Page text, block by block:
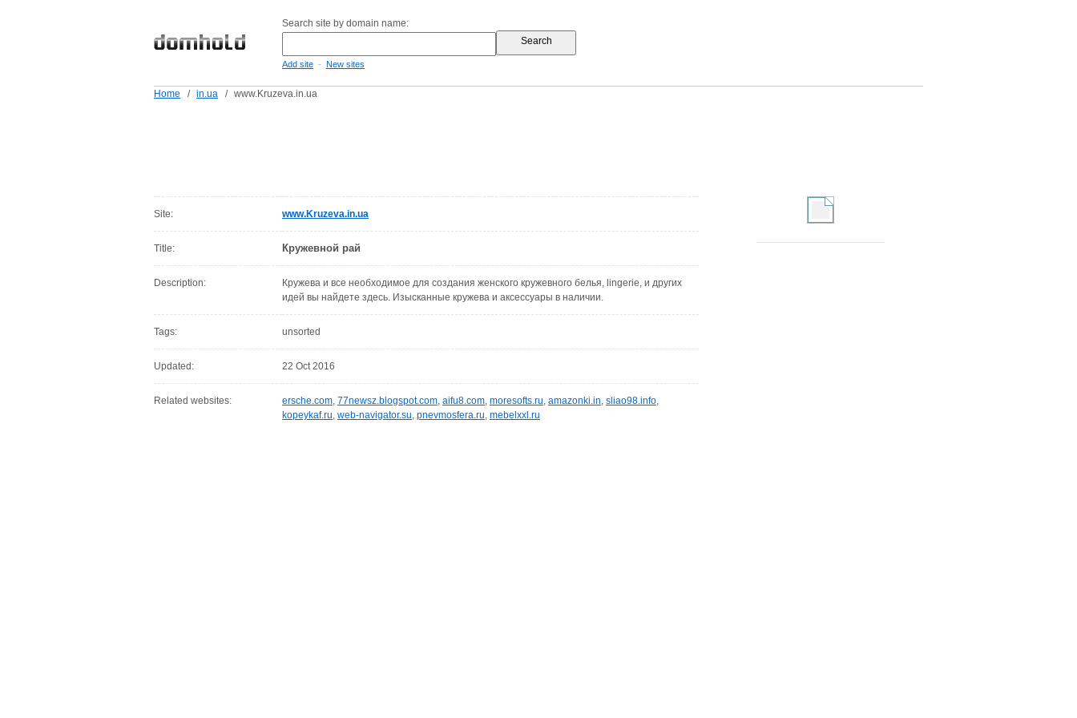
Search site by domain name:
Add site - New sites
Home / in.ua / www.Kruzeva.in.ua
Site: www.Kruzeva.in.ua
Title: Кружевной рай
Description:
Кружева и все необходимое для создания женского кружевного белья, lingerie, и других
идей вы найдете здесь. Изысканные кружева и аксессуары в наличии.
Tags: unsorted
Updated: 22 Oct 2016
Related websites: ersche.com, 77newsz.blogspot.com, aifu8.com, moresofts.ru, amazonki.in, sliao98.info,
kopeykaf.ru, web-navigator.su, pnevmosfera.ru, mebelxxl.ru